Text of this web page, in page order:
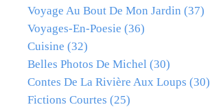
Voyage Au Bout De Mon Jardin (37)
Voyages-En-Poesie (36)
Cuisine (32)
Belles Photos De Michel (30)
Contes De La Rivière Aux Loups (30)
Fictions Courtes (25)